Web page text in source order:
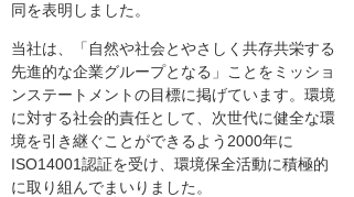
同を表明しました。
当社は、「自然や社会とやさしく共存共栄する
先進的な企業グループとなる」ことをミッショ
ンステートメントの目標に掲げています。環境
に対する社会的責任として、次世代に健全な環
境を引き継ぐことができるよう2000年に
ISO14001認証を受け、環境保全活動に積極的
に取り組んでまいりました。